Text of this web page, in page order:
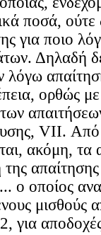
ποσά, ούτε
για ποιο
Δηλαδή
λόγω
ορθώς με
VII. Από
ακόμη, τα
οποίος
για